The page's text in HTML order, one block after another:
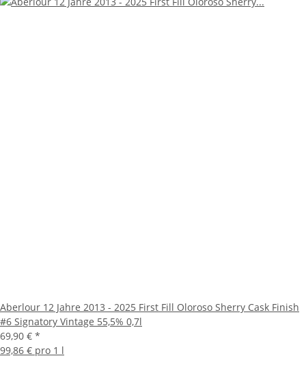
Aberlour 12 Jahre 2013 - 2025 First Fill Oloroso Sherry Cask Finish
#6 Signatory Vintage 55,5% 0,7l
69,90 € *
99,86 € pro 1 l